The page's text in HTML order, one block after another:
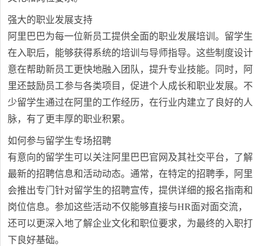
强大的职业发展支持
阿里巴巴为每一位新员工提供全面的职业发展培训。留学生
在入职后，能够获得系统的培训与导师指导。这些制度设计
意在帮助新员工更快地融入团队，提升专业技能。同时，阿
里还鼓励员工参与各类项目，促进个人成长和职业发展。不
少留学生通过在阿里的工作经历，在行业内建立了良好的人
脉，有了更丰厚的职业积累。
如何参与留学生专场招聘
有意向的留学生可以关注阿里巴巴官网及其社交平台，了解
最新的招聘信息和活动动态。通常，在特定的招聘季，阿里
会推出专门针对留学生的招聘宣传，提供详细的报名指南和
岗位信息。参加这些活动不仅能够直接与HR面对面交流，
还可以更深入地了解企业文化和职位要求，为最终的入职打
下良好基础。